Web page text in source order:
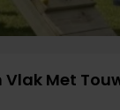
Met